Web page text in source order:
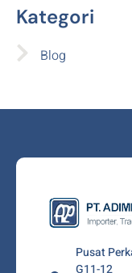
Kategori
Blog
Pusat
G11-12